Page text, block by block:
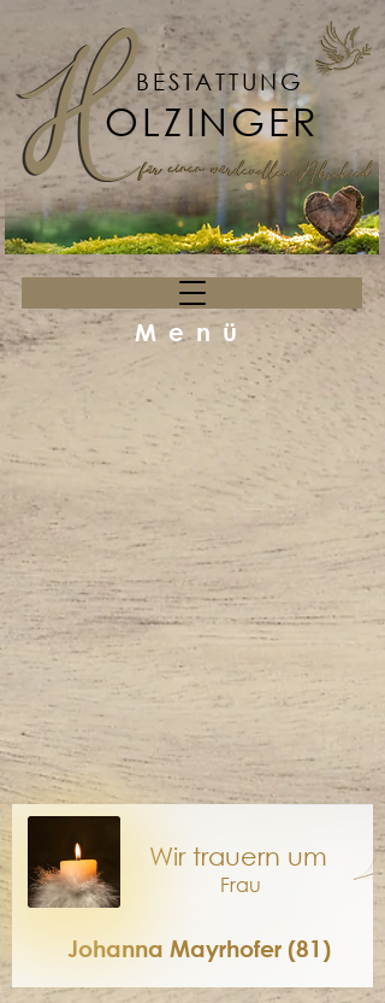
Menü
BESTATTUNG
OLZINGER
Wir trauern um
Johanna Mayrhofer (81)
Frau